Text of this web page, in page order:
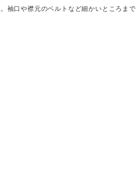
袖口や襟元のベルトなど細かいところまで